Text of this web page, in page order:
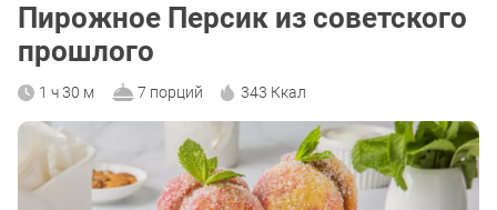
Пирожное Персик из советского
прошлого
1 ч 30 м 7 порций 343 Ккал